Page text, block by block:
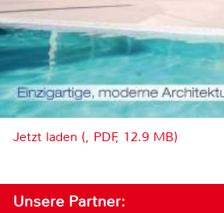
Jetzt laden (, PDF, 12.9 MB)
Unsere Partner: